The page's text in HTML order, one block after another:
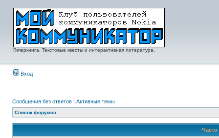
Гиперкнига. Текстовые квесты и интерактивная литература.
Вход
Сообщения без ответов | Активные темы
Список форумов